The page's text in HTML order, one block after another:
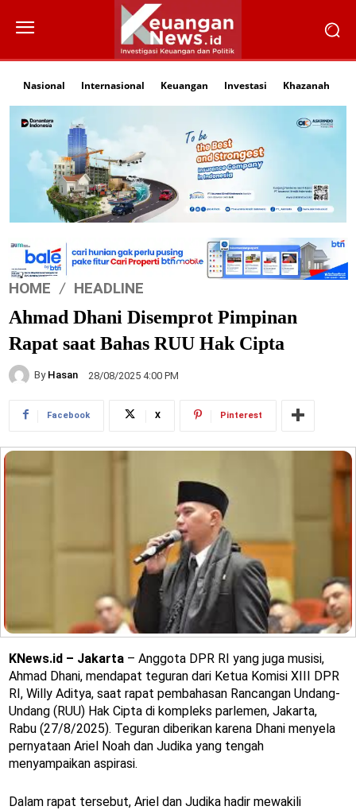
Nasional Internasional Keuangan Investasi Khazanah
HOME HEADLINE
Ahmad Dhani Disemprot Pimpinan
Rapat saat Bahas RUU Hak Cipta
By Hasan 28/08/2025 4:00 PM
Facebook X Pinterest
KNews.id – Jakarta – Anggota DPR RI yang juga musisi,
Ahmad Dhani, mendapat teguran dari Ketua Komisi XIII DPR
RI, Willy Aditya, saat rapat pembahasan Rancangan Undang-
Undang (RUU) Hak Cipta di kompleks parlemen, Jakarta,
Rabu (27/8/2025). Teguran diberikan karena Dhani menyela
pernyataan Ariel Noah dan Judika yang tengah
menyampaikan aspirasi.
Dalam rapat tersebut, Ariel dan Judika hadir mewakili